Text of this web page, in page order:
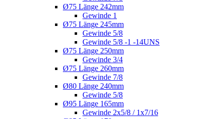
Ø75 Länge 242mm
Gewinde 1
Ø75 Länge 245mm
Gewinde 5/8
Gewinde 5/8 -1 -14UNS
Ø75 Länge 250mm
Gewinde 3/4
Ø75 Länge 260mm
Gewinde 7/8
Ø80 Länge 240mm
Gewinde 5/8
Ø95 Länge 165mm
Gewinde 2x5/8 / 1x7/16